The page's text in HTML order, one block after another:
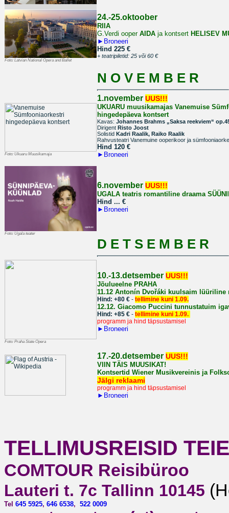
Foto: Latvian National Opera and Ballet
24.-25.oktoober
RIIA
G.Verdi ooperAIDA ja kontsert HELISEV
► Broneeri
Hind 225 €
+ teatripiletid: 25 või 60 €
N O V E M B E R
Foto: Ukuaru Muusikamaja
1.november UUS!!!
UKUARU muusikamajas Vanemuise
hingedepäeva kontsert
Kavas: Johannes Brahms „Saksa reekviem“
Dirigent Risto Joost
Solistid Kadri Raalik, Raiko Raalik
Rahvusteatri Vanemuine ooperikoor ja
Hind 120 €
► Broneeri
Foto: Ugala teater
6.november UUS!!!
UGALA teatris romantiline draama
Hind ... €
► Broneeri
D E T S E M B E R
Foto: Praha State Opera
10.-13.detsember UUS!!!
Jõulueelne PRAHA
11.12 Antonín Dvořáki kuulsaim lüüriline
Hind: +80 € - tellimine kuni 1.09.
12.12. Giacomo Puccini tunnustatuim
Hind: +85 € - tellimine kuni 1.09.
programm ja hind täpsustamisel
► Broneeri
17.-20.detsember UUS!!!
VIIN TÄIS MUUSIKAT!
Kontsertid Wiener Musikvereinis ja
Jälgi reklaami
programm ja hind täpsustamisel
► Broneeri
TELLIMUSREISID
COMTOUR Reisibüroo
Lauteri t. 7c Tallinn 10145
Tel 645 5925, 646 6538, 522 0009